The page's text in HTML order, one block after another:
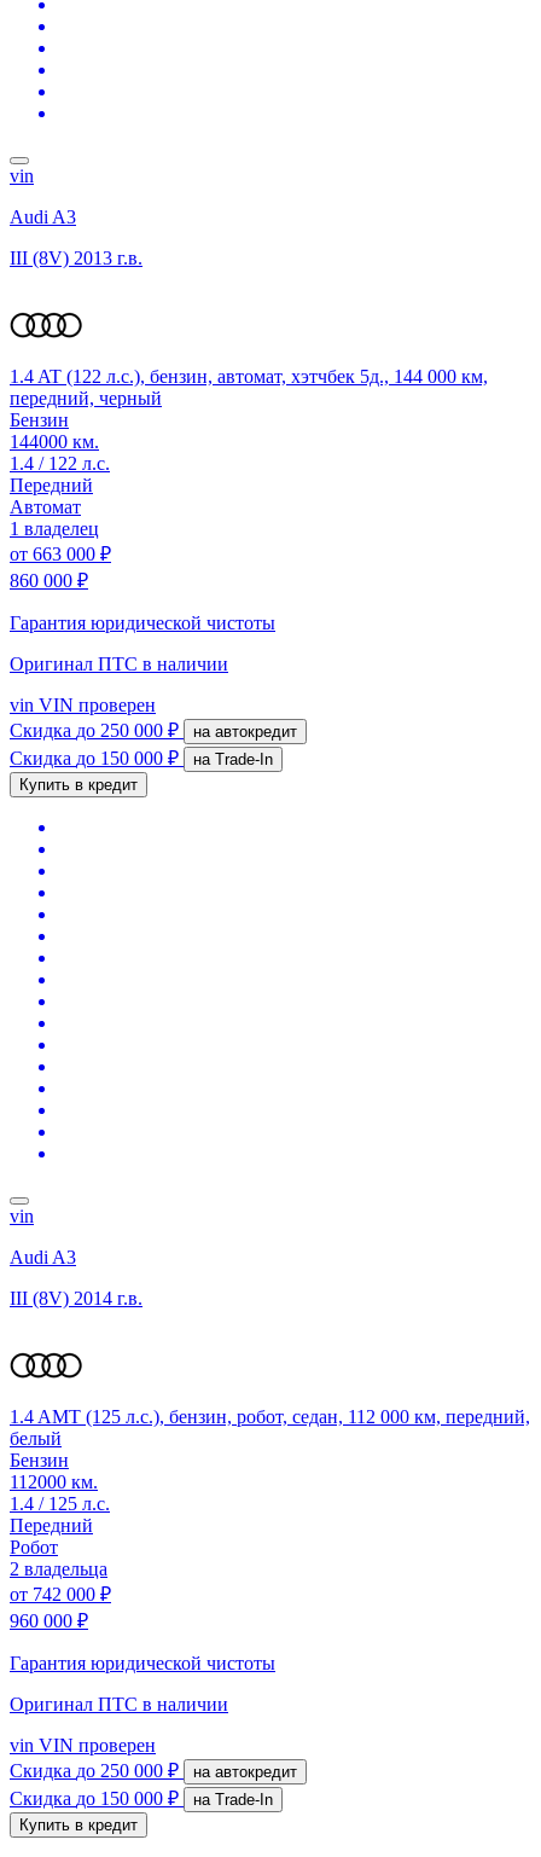
vin
Audi A3
III (8V) 2013 г.в.
1.4 AT (122 л.с.), бензин, автомат, хэтчбек 5д., 144 000 км,
передний, черный
Бензин
144000 км.
1.4 / 122 л.с.
Передний
Автомат
1 владелец
от 663 000 ₽
860 000 ₽
Гарантия юридической чистоты
Оригинал ПТС в наличии
vin VIN проверен
Скидка до 250 000 ₽ на автокредит
Скидка до 150 000 ₽
на Trade-In
Купить в кредит
vin
Audi A3
III (8V) 2014 г.в.
1.4 AMT (125 л.с.), бензин, робот, седан, 112 000 км, передний,
белый
Бензин
112000 км.
1.4 / 125 л.с.
Передний
Робот
2 владельца
от 742 000 ₽
960 000 ₽
Гарантия юридической чистоты
Оригинал ПТС в наличии
vin VIN проверен
Скидка до 250 000 ₽ на автокредит
Скидка до 150 000 ₽
на Trade-In
Купить в кредит